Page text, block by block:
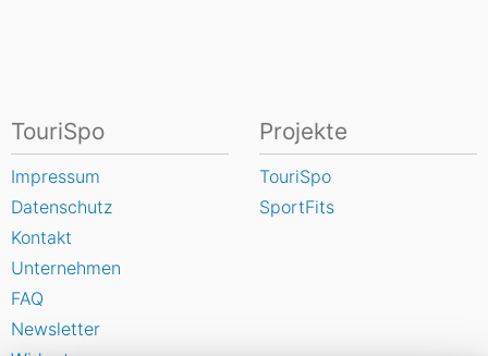
TouriSpo
Impressum
Datenschutz
Kontakt
Unternehmen
FAQ
Newsletter
Projekte
TouriSpo
SportFits